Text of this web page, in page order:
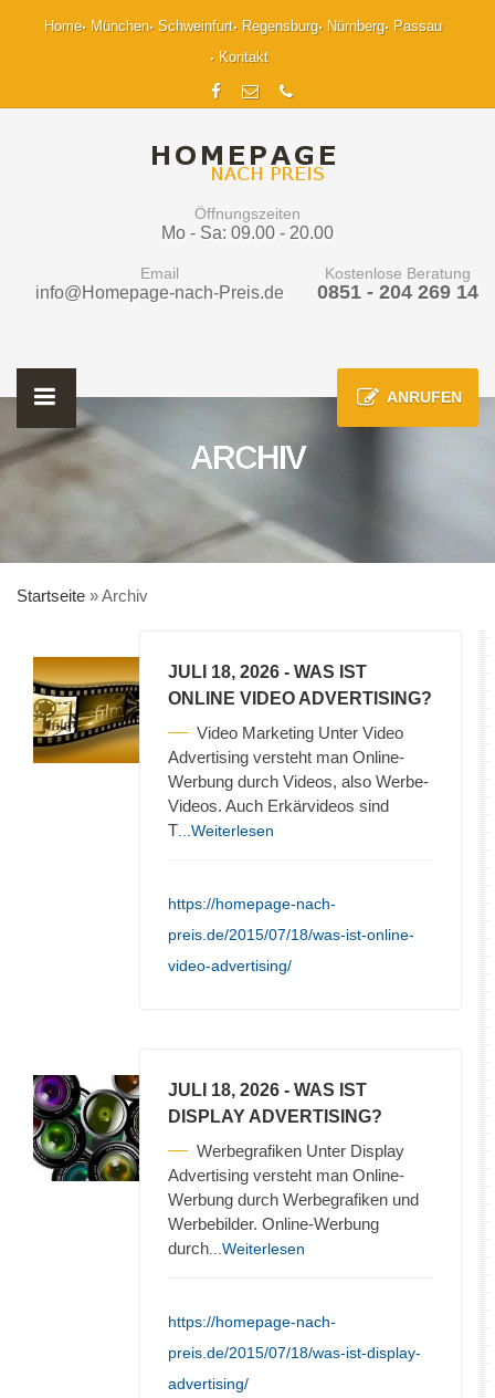
Home München Schweinfurt Regensburg Nürnberg
Passau
Kontakt
Öffnungszeiten
Mo - Sa: 09.00 - 20.00
Email
info@Homepage-nach-Preis.de
Kostenlose Beratung
0851 - 204 269 14
ANRUFEN
ARCHIV
Startseite »Archiv
JULI 18, 2026 - WAS IST
ONLINE VIDEO ADVERTISING?
Video Marketing Unter Video
Advertising versteht man Online-
Werbung durch Videos, also Werbe-
Videos. Auch Erkärvideos sind
T ...Weiterlesen
https://homepage-nach-
preis.de/2015/07/18/was-ist-online-
video-advertising/
JULI 18, 2026 - WAS IST
DISPLAY ADVERTISING?
Werbegrafiken Unter Display
Advertising versteht man Online-
Werbung durch Werbegrafiken und
Werbebilder. Online-Werbung
durch ...Weiterlesen
https://homepage-nach-
preis.de/2015/07/18/was-ist-display-
advertising/